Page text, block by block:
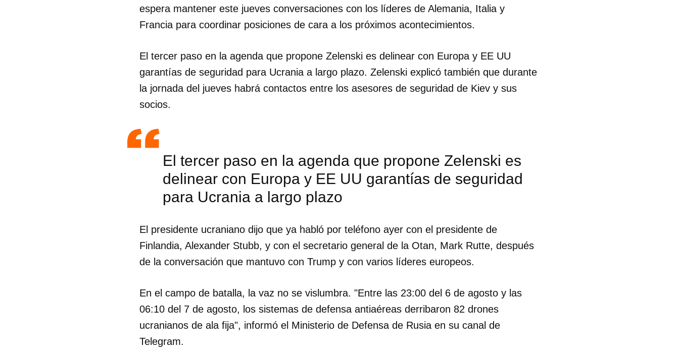
espera mantener este jueves conversaciones con los líderes de Alemania, Italia y
Francia para coordinar posiciones de cara a los próximos acontecimientos.
El tercer paso en la agenda que propone Zelenski es delinear con Europa y EE UU
garantías de seguridad para Ucrania a largo plazo. Zelenski explicó también que durante
la jornada del jueves habrá contactos entre los asesores de seguridad de Kiev y sus
socios.
El tercer paso en la agenda que propone Zelenski es
delinear con Europa y EE UU garantías de seguridad
para Ucrania a largo plazo
El presidente ucraniano dijo que ya habló por teléfono ayer con el presidente de
Finlandia, Alexander Stubb, y con el secretario general de la Otan, Mark Rutte, después
de la conversación que mantuvo con Trump y con varios líderes europeos.
En el campo de batalla, la vaz no se vislumbra. "Entre las 23:00 del 6 de agosto y las
06:10 del 7 de agosto, los sistemas de defensa antiaéreas derribaron 82 drones
ucranianos de ala fija", informó el Ministerio de Defensa de Rusia en su canal de
Telegram.